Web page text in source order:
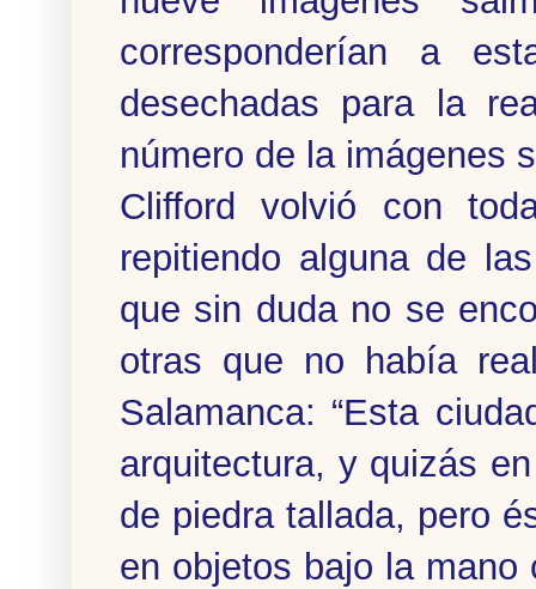
corresponderían a
desechadas para la
número de la imágenes
Clifford volvió con
repitiendo alguna de
que sin duda no se
otras que no había
Salamanca: “Esta
arquitectura, y quizás
de piedra tallada, pero
en objetos bajo la